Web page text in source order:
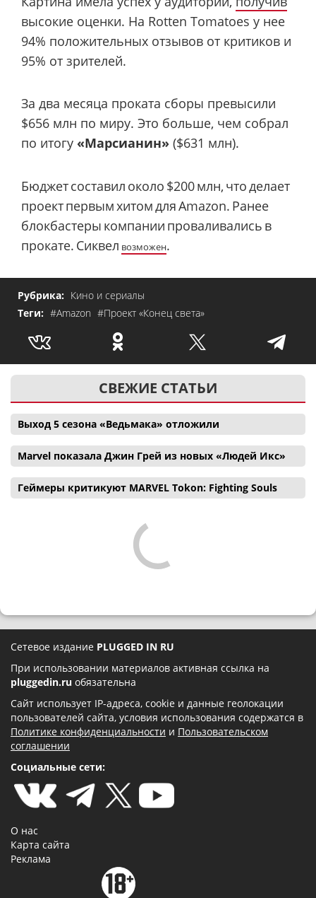
высокие оценки. На Rotten Tomatoes у нее
94% положительных отзывов от критиков и
95% от зрителей.
За два месяца проката сборы превысили
$656 млн по миру. Это больше, чем собрал
по итогу «Марсианин» ($631 млн).
Бюджетсоставил около $200млн, чтоделает
проектпервымхитомдляAmazon. Ранее
блокбастеры компании проваливались в
прокате. Сиквел возможен.
Рубрика: Кино и сериалы
Теги: #Amazon #Проект «Конец света»
СВЕЖИЕ СТАТЬИ
Выход 5 сезона «Ведьмака» отложили
Marvel показала Джин Грей из новых «Людей Икс»
Геймеры критикуют MARVEL Tokon: Fighting Souls
Сетевое издание PLUGGED IN RU
При использовании материалов активная ссылка на
pluggedin.ru обязательна
Сайт использует IP-адреса, cookie и данные геолокации
пользователей сайта, условия использования содержатся в
Политике конфиденциальности и Пользовательском
соглашении
Социальные сети:
О нас
Карта сайта
Реклама